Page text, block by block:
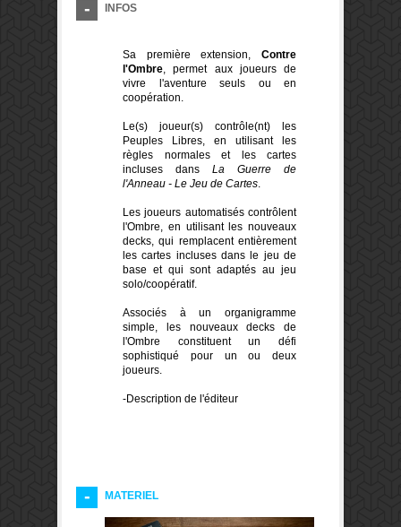
INFOS
Sa première extension, Contre
l'Ombre , permet aux joueurs de
vivre l'aventure seuls ou en
coopération.
Le(s) joueur(s) contrôle(nt) les
Peuples Libres, en utilisant les
règles normales et les cartes
incluses dans La Guerre de
l'Anneau - Le Jeu de Cartes
Les joueurs automatisés contrôlent
l'Ombre, en utilisant les nouveaux
decks, qui remplacent entièrement
les cartes incluses dans le jeu de
base et qui sont adaptés au jeu
solo/coopératif.
Associés à un organigramme
simple, les nouveaux decks de
l'Ombre constituent un défi
sophistiqué pour un ou deux
joueurs.
-Description de l'éditeur
MATERIEL